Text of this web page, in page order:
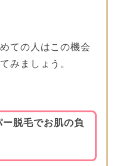
ての人はこの機会
みましょう。
ー脱毛でお肌の負